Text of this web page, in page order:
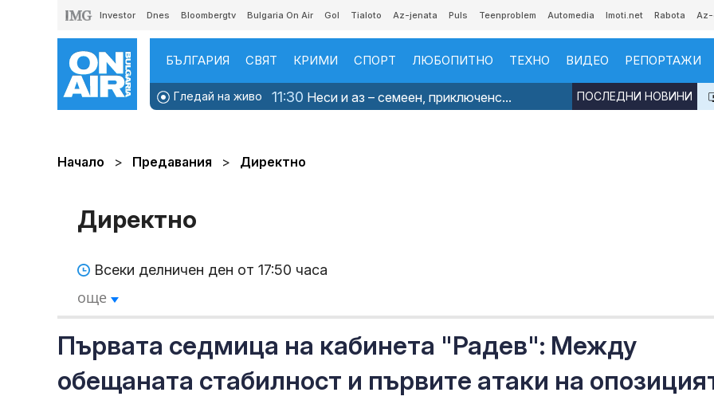
Investor Dnes Bloombergtv Bulgaria On Air Gol Tialoto Az-jenata Puls Teenproblem Automedia Imoti.net Rabota
БЪЛГАРИЯ СВЯТ КРИМИ СПОРТ ЛЮБОПИТНО ТЕХНО ВИДЕО РЕПОРТАЖИ
Гледай на живо 11:30 Неси и аз – семеен, приключенс... ПОСЛЕДНИ НОВИНИ
Начало Предавания Директно
Директно
Всеки делничен ден от 17:50 часа
още
Първата седмица на кабинета "Радев": Между
обещаната стабилност и първите атаки на